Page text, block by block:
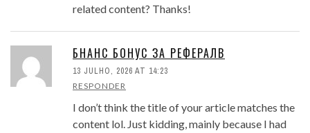
related content? Thanks!
БНАНС БОНУС ЗА РЕФЕРАЛВ
13 JULHO, 2026 AT 14:23
RESPONDER
I don’t think the title of your article matches the
content lol. Just kidding, mainly because I had